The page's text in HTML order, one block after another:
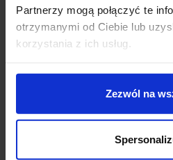
Partnerzy mogą połączyć te
otrzymanymi od Ciebie lub
korzystania z ich usług.
Zezwól na
LEDIX Oprawa LED Rubi
PT 230V AC czujnik z